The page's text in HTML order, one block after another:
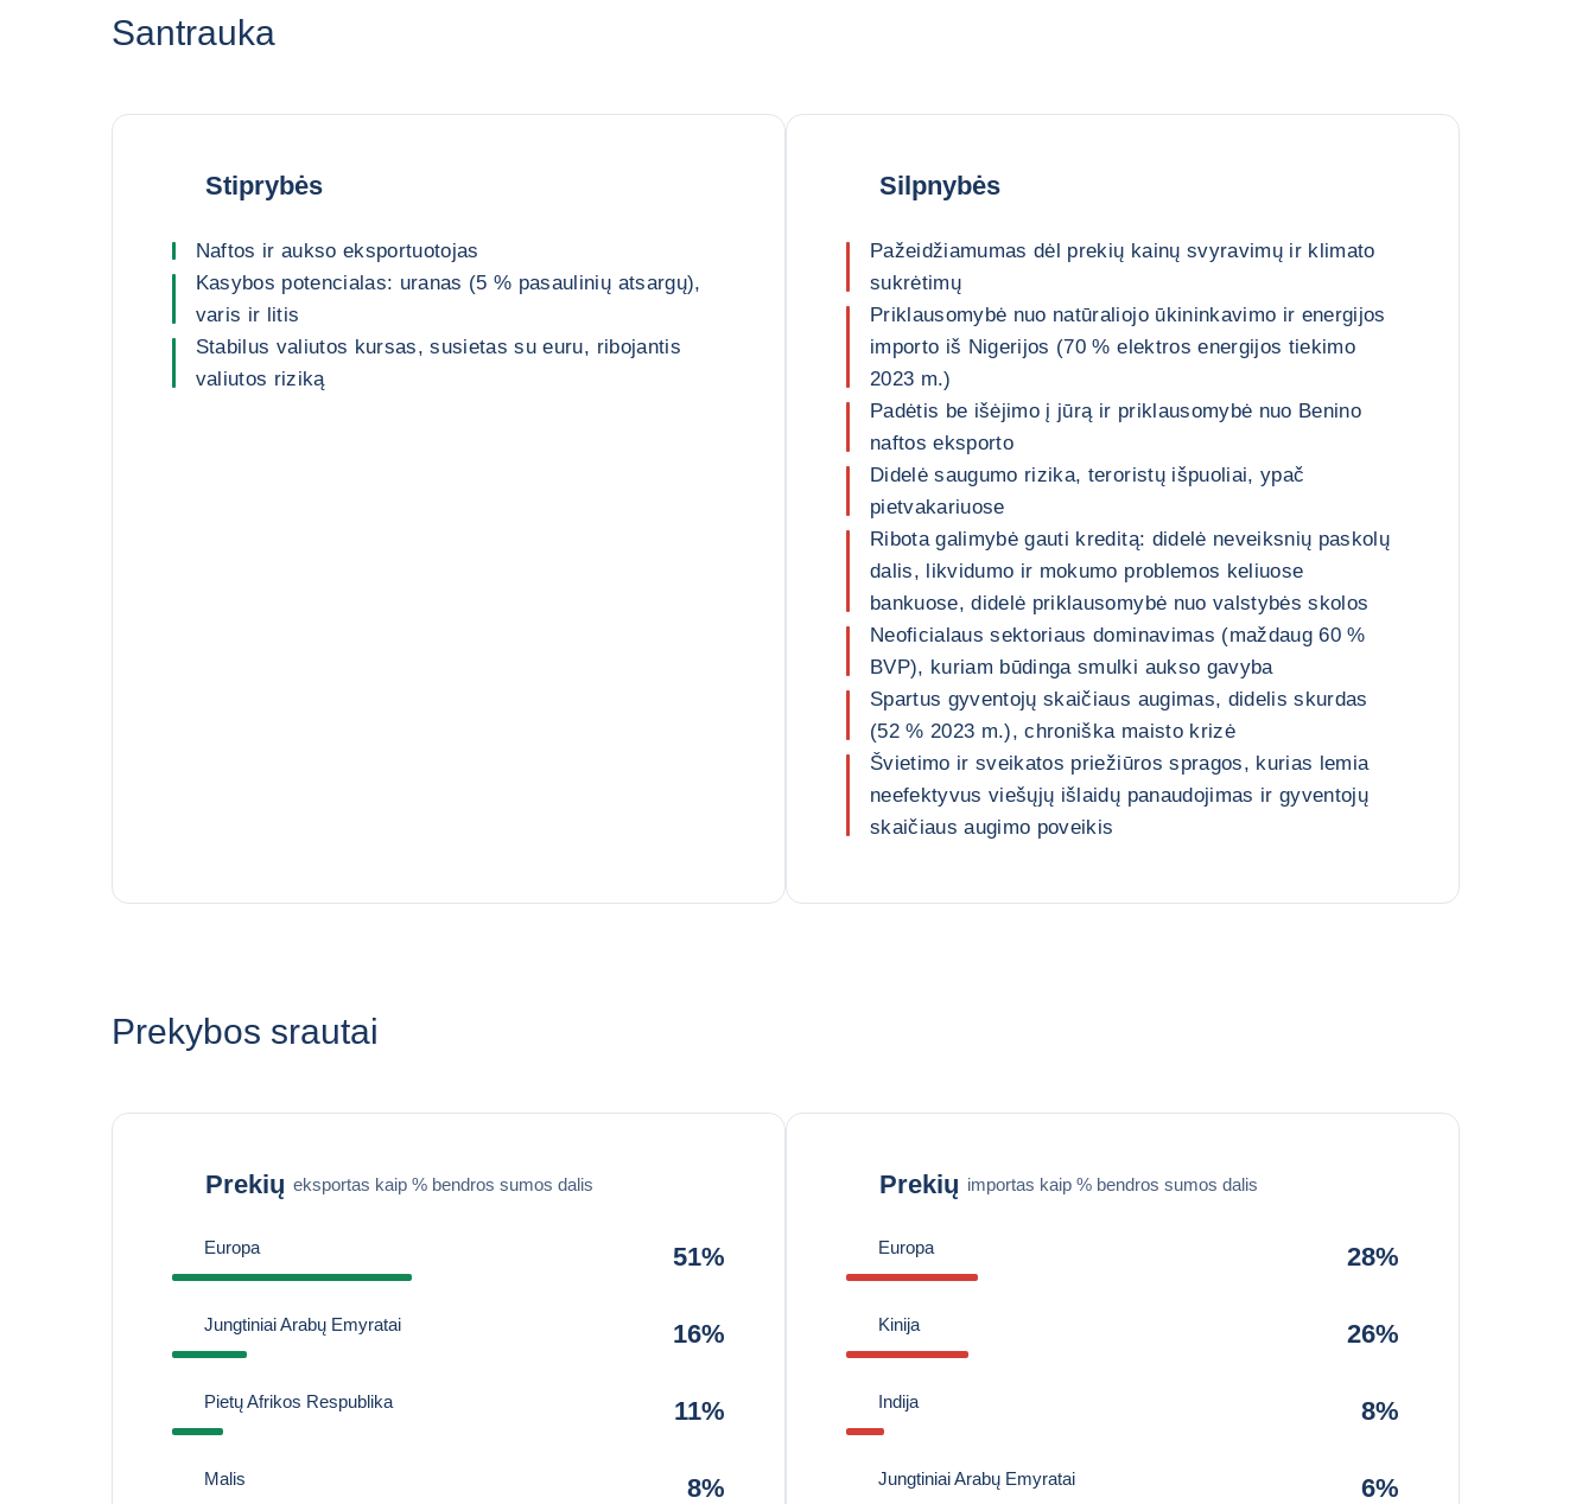
Santrauka
Stiprybės
Naftos ir aukso eksportuotojas
Kasybos potencialas: uranas (5 % pasaulinių atsargų),
varis ir litis
Stabilus valiutos kursas, susietas su euru, ribojantis
valiutos riziką
Silpnybės
Pažeidžiamumas dėl prekių kainų svyravimų ir klimato
sukrėtimų
Priklausomybė nuo natūraliojo ūkininkavimo ir energijos
importo iš Nigerijos (70 % elektros energijos tiekimo
2023 m.)
Padėtis be išėjimo į jūrą ir priklausomybė nuo Benino
naftos eksporto
Didelė saugumo rizika, teroristų išpuoliai, ypač
pietvakariuose
Ribota galimybė gauti kreditą: didelė neveiksnių paskolų
dalis, likvidumo ir mokumo problemos keliuose
bankuose, didelė priklausomybė nuo valstybės skolos
Neoficialaus sektoriaus dominavimas (maždaug 60 %
BVP), kuriam būdinga smulki aukso gavyba
Spartus gyventojų skaičiaus augimas, didelis skurdas
(52 % 2023 m.), chroniška maisto krizė
Švietimo ir sveikatos priežiūros spragos, kurias lemia
neefektyvus viešųjų išlaidų panaudojimas ir gyventojų
skaičiaus augimo poveikis
Prekybos srautai
Prekių eksportas kaip % bendros sumos dalis
Europa 51%
Jungtiniai Arabų Emyratai 16%
Pietų Afrikos Respublika 11%
Malis 8%
Prekių importas kaip % bendros sumos dalis
Europa 28%
Kinija 26%
Indija 8%
Jungtiniai Arabų Emyratai 6%